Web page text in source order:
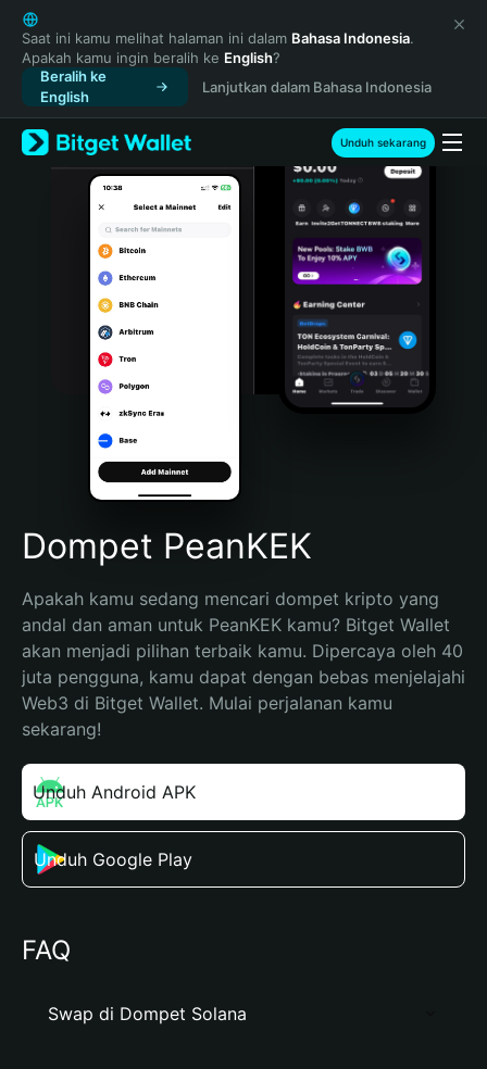
English
日本語
Tiếng Việt
Русский
Español (Latinoamérica)
Türkçe
Italiano
Português (Portugal)
Bahasa Indonesia
Português (Brasil)
Español (Argentina)
Saat ini kamu melihat halaman ini dalam Bahasa Indonesia.
Apakah kamu ingin beralih ke English?
Beralih ke
English
Lanjutkan dalam Bahasa Indonesia
Unduh sekarang
Dompet PeanKEK
Apakah kamu sedang mencari dompet kripto yang
andal dan aman untuk PeanKEK kamu? Bitget Wallet
akan menjadi pilihan terbaik kamu. Dipercaya oleh 40
juta pengguna, kamu dapat dengan bebas menjelajahi
Web3 di Bitget Wallet. Mulai perjalanan kamu
sekarang!
Unduh Android APK
Unduh Google Play
FAQ
Swap di Dompet Solana